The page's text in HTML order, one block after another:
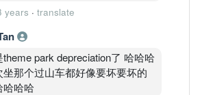
years · translate
theme park depreciation了 哈哈哈
坐那个过山车都好像要坏要坏的
哈哈哈